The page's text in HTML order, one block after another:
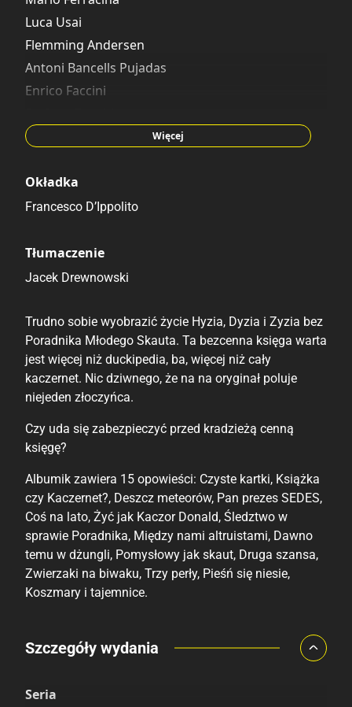
Vito Stabile
Davide Aicardi
Lars Jensen
Luca Usai
Flemming Andersen
Antoni Bancells Pujadas
Enrico Faccini
Giuseppe Perego
Giulio Chierchini
Giulia La Torre
Więcej
Okładka
Francesco D’Ippolito
Tłumaczenie
Jacek Drewnowski
Trudno sobie wyobrazić życie Hyzia, Dyzia i Zyzia bez
Poradnika Młodego Skauta. Ta bezcenna księga warta
jest więcej niż duckipedia, ba, więcej niż cały
kaczernet. Nic dziwnego, że na na oryginał poluje
niejeden złoczyńca.
Czy uda się zabezpieczyć przed kradzieżą cenną
księgę?
Albumik zawiera 15 opowieści: Czyste kartki, Książka
czy Kaczernet?, Deszcz meteorów, Pan prezes SEDES,
Coś na lato, Żyć jak Kaczor Donald, Śledztwo w
sprawie Poradnika, Między nami altruistami, Dawno
temu w dżungli, Pomysłowy jak skaut, Druga szansa,
Zwierzaki na biwaku, Trzy perły, Pieśń się niesie,
Koszmary i tajemnice.
Porównaj ceny
Szczegóły wydania
Seria